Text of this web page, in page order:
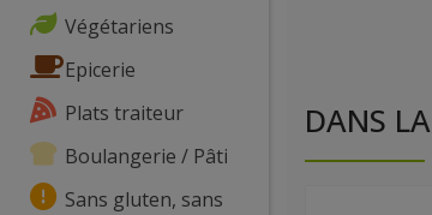
Végétariens
Epicerie
Plats traiteur
Boulangerie / Pâtisserie
Sans gluten, sans lactose, ...
DANS